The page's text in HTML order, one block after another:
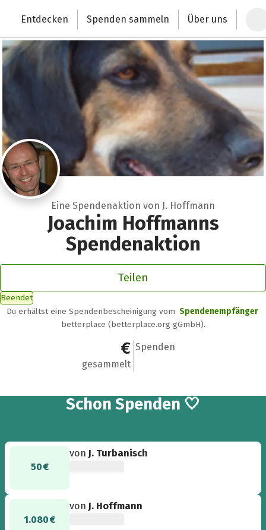
Deutschlands größte Spendenplattform
Entdecken Spenden sammeln Über uns
Eine Spendenaktion von J. Hoffmann
Joachim Hoffmanns
Spendenaktion
Teilen
Beendet
Du erhältst eine Spendenbescheinigung vom Spendenempfänger
betterplace (betterplace.org gGmbH).
1.825 €
gesammelt
9
Spenden
Schon 9
Spenden 🤍
50 €
von J. Turbanisch
1.080 €
von J. Hoffmann